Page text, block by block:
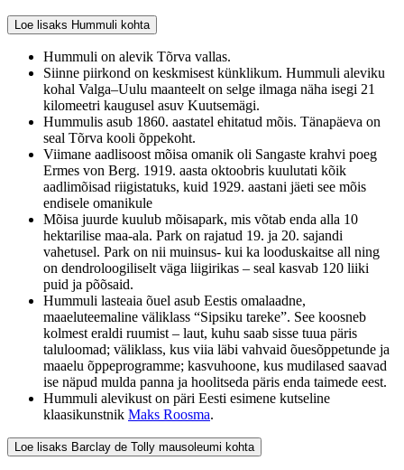
Loe lisaks Hummuli kohta
Hummuli on alevik Tõrva vallas.
Siinne piirkond on keskmisest künklikum. Hummuli aleviku
kohal Valga–Uulu maanteelt on selge ilmaga näha isegi 21
kilomeetri kaugusel asuv Kuutsemägi.
Hummulis asub 1860. aastatel ehitatud mõis. Tänapäeva on
seal Tõrva kooli õppekoht.
Viimane aadlisoost mõisa omanik oli Sangaste krahvi poeg
Ermes von Berg. 1919. aasta oktoobris kuulutati kõik
aadlimõisad riigistatuks, kuid 1929. aastani jäeti see mõis
endisele omanikule
Mõisa juurde kuulub mõisapark, mis võtab enda alla 10
hektarilise maa-ala. Park on rajatud 19. ja 20. sajandi
vahetusel. Park on nii muinsus- kui ka looduskaitse all ning
on dendroloogiliselt väga liigirikas – seal kasvab 120 liiki
puid ja põõsaid.
Hummuli lasteaia õuel asub Eestis omalaadne,
maaeluteemaline väliklass “Sipsiku tareke”. See koosneb
kolmest eraldi ruumist – laut, kuhu saab sisse tuua päris
taluloomad; väliklass, kus viia läbi vahvaid õuesõppetunde ja
maaelu õppeprogramme; kasvuhoone, kus mudilased saavad
ise näpud mulda panna ja hoolitseda päris enda taimede eest.
Hummuli alevikust on päri Eesti esimene kutseline
klaasikunstnik Maks Roosma.
Loe lisaks Barclay de Tolly mausoleumi kohta